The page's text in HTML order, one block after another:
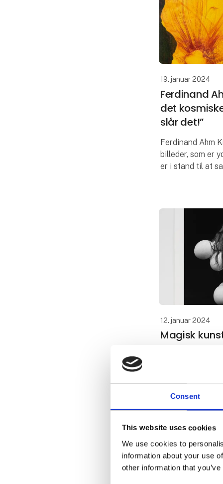
Consent
This website uses cookies
We use cookies to
information about your use
other information that
19. januar 2024
Ferdinand
det
slår det!”
Ferdinand Ahm
billeder, som er
er i stand til at
12. januar 2024
Magisk
hør
kunstnere
fo